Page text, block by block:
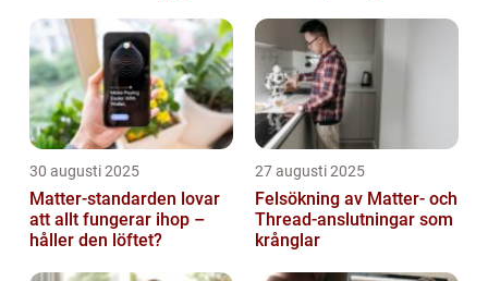
30 augusti 2025
Matter-standarden lovar
att allt fungerar ihop –
håller den löftet?
27 augusti 2025
Felsökning av Matter‑ och
Thread‑anslutningar som
krånglar